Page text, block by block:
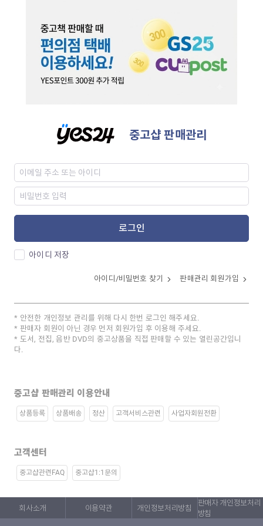
중고샵 판매관리
로그인
아이디 저장
아이디/비밀번호 찾기 판매관리 회원가입
안전한 개인정보 관리를 위해 다시 한번 로그인 해주세요.
판매자 회원이 아닌 경우 먼저 회원가입 후 이용해 주세요.
도서, 전집, 음반 DVD의 중고상품을 직접 판매할 수 있는 열린공간입니
다.
중고샵 판매관리 이용안내
상품등록 상품배송 정산 고객서비스관련 사업자회원전환
고객센터
중고샵관련FAQ 중고샵1:1문의
회사소개 이용약관 개인정보처리방침
판매자 개인정보처리
방침